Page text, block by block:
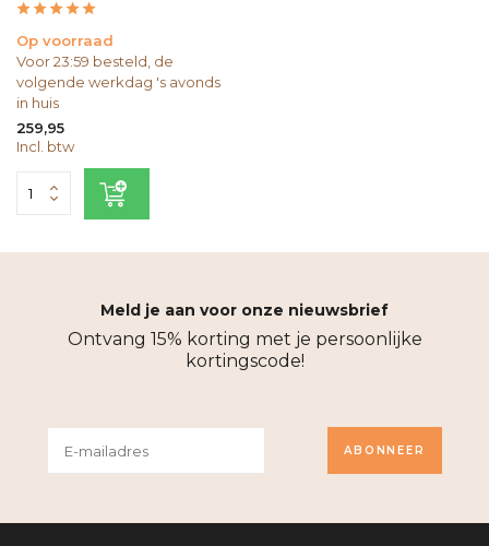
Op voorraad
Voor 23:59 besteld, de
volgende werkdag 's avonds
in huis
259,95
Incl. btw
Meld je aan voor onze nieuwsbrief
Ontvang 15% korting met je persoonlijke
kortingscode!
ABONNEER